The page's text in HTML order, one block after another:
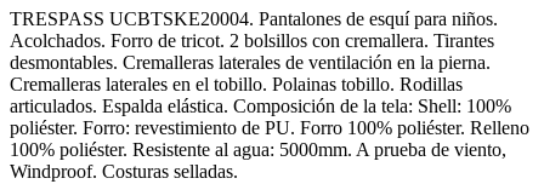
TRESPASS UCBTSKE20004. Pantalones de esquí para niños.
Acolchados. Forro de tricot. 2 bolsillos con cremallera. Tirantes
desmontables. Cremalleras laterales de ventilación en la pierna.
Cremalleras laterales en el tobillo. Polainas tobillo. Rodillas
articulados. Espalda elástica. Composición de la tela: Shell: 100%
poliéster. Forro: revestimiento de PU. Forro 100% poliéster. Relleno
100% poliéster. Resistente al agua: 5000mm. A prueba de viento,
Windproof. Costuras selladas.